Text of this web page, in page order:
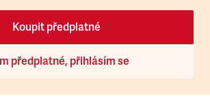
Koupit předplatné
předplatné, přihlásím se